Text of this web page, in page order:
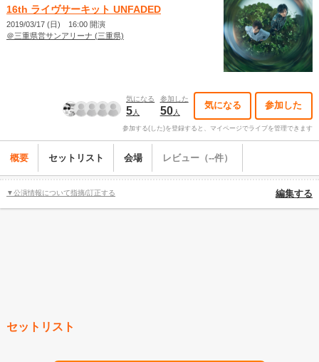
16th ライヴサーキット UNFADED
2019/03/17 (日) 16:00 開演
＠三重県営サンアリーナ (三重県)
気になる
5人
参加した
50人
気になる 参加した
参加する(した)を登録すると、マイページでライブを管理できます
概要 セットリスト 会場 レビュー（--件）
▼公演情報について指摘/訂正する 編集する
セットリスト